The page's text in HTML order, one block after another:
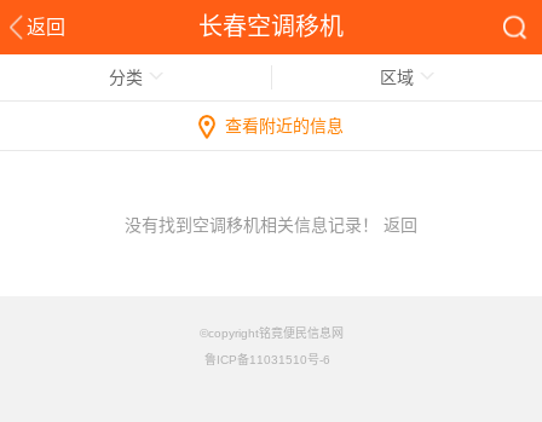
返回 长春空调移机
分类 区域
查看附近的信息
没有找到空调移机相关信息记录！ 返回
©copyright铭竟便民信息网
鲁ICP备11031510号-6